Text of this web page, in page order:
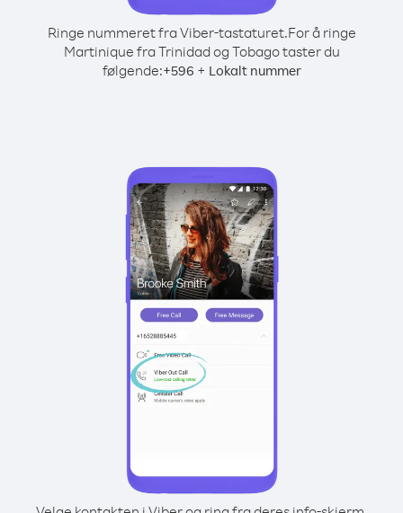
Ringe nummeret fra Viber-tastaturet.For å ringe
Martinique fra Trinidad og Tobago taster du
følgende:+596 + Lokalt nummer